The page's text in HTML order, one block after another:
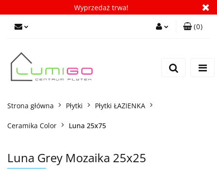
Wyprzedaż trwa!
(0)
Strona główna Płytki Płytki ŁAZIENKA
Ceramika Color Luna 25x75
Luna Grey Mozaika 25x25